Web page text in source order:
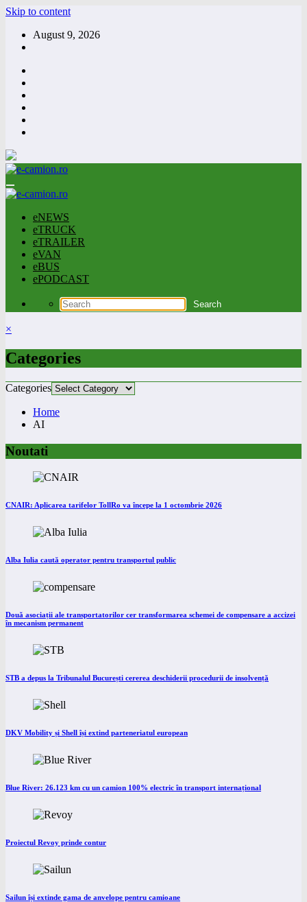
Skip to content
August 9, 2026
eNEWS
eTRUCK
eTRAILER
eVAN
eBUS
ePODCAST
×
Categories
Categories
Home
AI
Noutati
CNAIR: Aplicarea tarifelor TollRo va începe la 1 octombrie 2026
Alba Iulia caută operator pentru transportul public
Două asociații ale transportatorilor cer transformarea schemei de compensare a accizei
în mecanism permanent
STB a depus la Tribunalul București cererea deschiderii procedurii de insolvență
DKV Mobility și Shell își extind parteneriatul european
Blue River: 26.123 km cu un camion 100% electric în transport internațional
Proiectul Revoy prinde contur
Sailun își extinde gama de anvelope pentru camioane